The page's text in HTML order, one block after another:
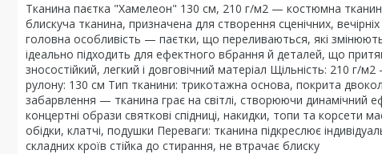
Тканина паєтка "Хамелеон" 130 см, 210 г/м2 — костюмна
блискуча тканина, призначена для створення сценічних,
головна особливість — паєтки, що переливаються, які змінюють
ідеально підходить для ефектного вбрання й деталей, що
зносостійкий, легкий і довговічний матеріал Щільність: 210
рулону: 130 см Тип тканини: трикотажна основа, покрита
забарвлення — тканина грає на світлі, створюючи динамічний
концертні образи святкові спідниці, накидки, топи та корсети
обідки, клатчі, подушки Переваги: тканина підкреслює
складних кроїв стійка до стирання, не втрачає блиску